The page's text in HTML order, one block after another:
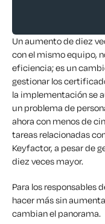
Un aumento de diez
con el mismo equipo,
eficiencia; es un
gestionar los
la implementación se
un problema de
ahora con menos de
tareas relacionadas
Keyfactor, a pesar de
diez veces mayor.
Para los responsables
hacer más sin
cambian el panorama.